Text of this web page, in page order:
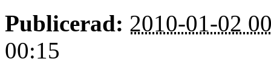
Publicerad: 2010-01-02
00:15